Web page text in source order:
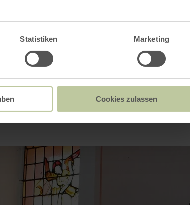
Statistiken Marketing
Cookies zulassen